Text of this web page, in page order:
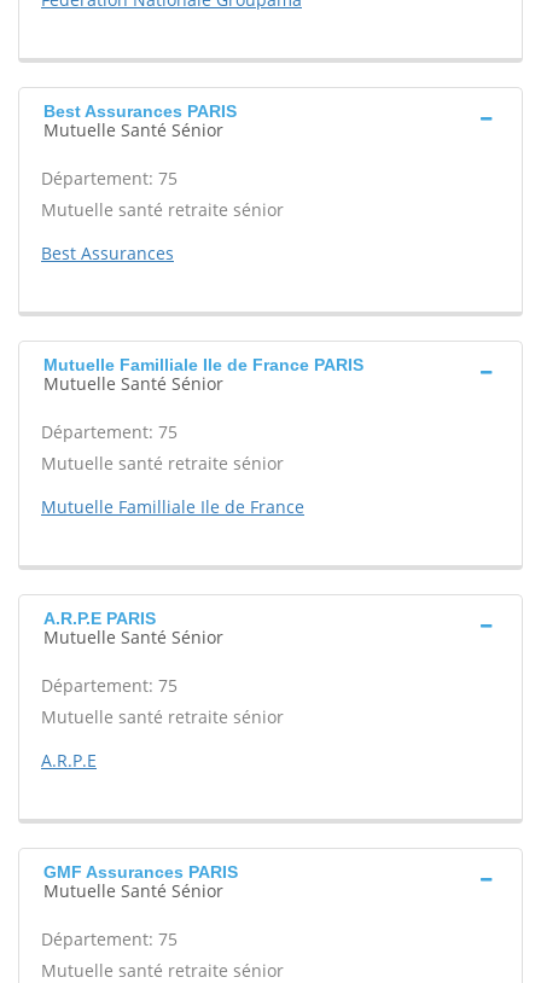
Best Assurances PARIS
Mutuelle Santé Sénior
Département: 75
Mutuelle santé retraite sénior
Best Assurances
Mutuelle Familliale Ile de France PARIS
Mutuelle Santé Sénior
Département: 75
Mutuelle santé retraite sénior
Mutuelle Familliale Ile de France
A.R.P.E PARIS
Mutuelle Santé Sénior
Département: 75
Mutuelle santé retraite sénior
A.R.P.E
GMF Assurances PARIS
Mutuelle Santé Sénior
Département: 75
Mutuelle santé retraite sénior